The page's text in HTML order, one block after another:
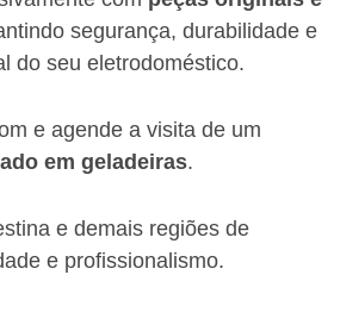
segurança, durabilidade e
do seu eletrodoméstico.
e agende a visita de um
em geladeiras.
e demais regiões de
e profissionalismo.